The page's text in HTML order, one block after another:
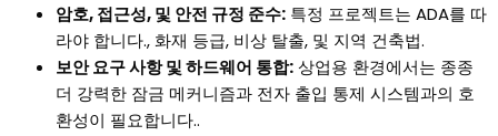
암호, 접근성, 및 안전 규정 준수: 특정 프로젝트는 ADA를 따
라야 합니다., 화재 등급, 비상 탈출, 및 지역 건축법.
보안 요구 사항 및 하드웨어 통합:상업용 환경에서는 종종
더 강력한 잠금 메커니즘과 전자 출입 통제 시스템과의 호
환성이 필요합니다..